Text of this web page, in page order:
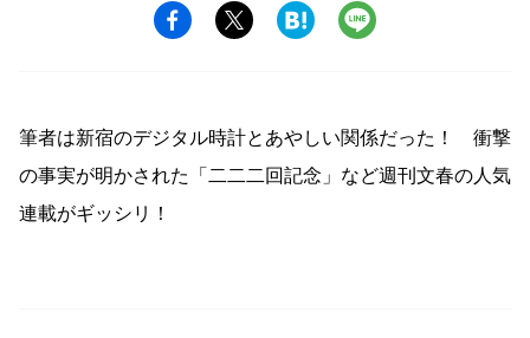
筆者は新宿のデジタル時計とあやしい関係だった！ 衝撃
の事実が明かされた「二二二回記念」など週刊文春の人気
連載がギッシリ！